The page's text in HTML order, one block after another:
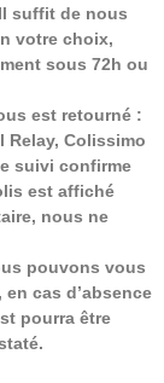
suffit de nous
votre choix,
sous 72h ou
est retourné :
Colissimo
suivi confirme
est affiché
nous ne
pouvons vous
cas d’absence
pourra être